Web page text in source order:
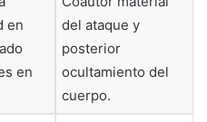
en
en
del ataque y
posterior
ocultamiento del
cuerpo.